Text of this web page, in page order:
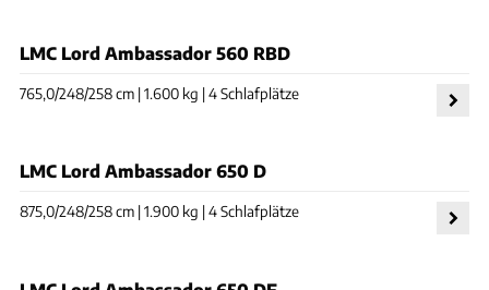
LMC Lord Ambassador 560 RBD
765,0/248/258 cm | 1.600 kg | 4 Schlafplätze
LMC Lord Ambassador 650 D
875,0/248/258 cm | 1.900 kg | 4 Schlafplätze